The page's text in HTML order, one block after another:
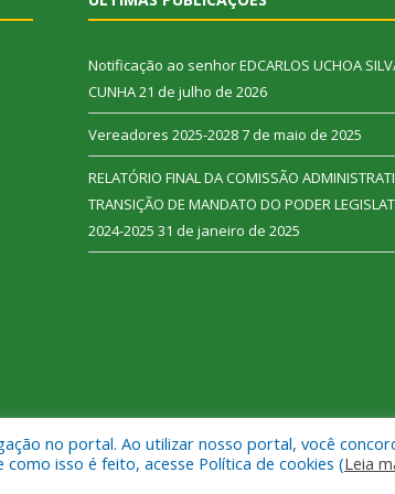
Notificação ao senhor EDCARLOS UCHOA
CUNHA21 de julho de 2026
Vereadores 2025-20287 de maio de 2025
RELATÓRIO FINAL DA COMISSÃO
TRANSIÇÃO DE MANDATO DO PODER
2024-2025 31 de janeiro de 2025
Vitória do Xingu.
no portal. Ao utilizar nosso portal, você
isso é feito, acesse Política de cookies (Leia